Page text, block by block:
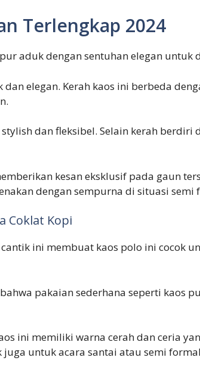
Terlengkap 2024
aduk dengan sentuhan elegan untuk
elegan. Kerah kaos ini berbeda
dan fleksibel. Selain kerah berdiri
kesan eksklusif pada gaun
dengan sempurna di situasi semi
Coklat Kopi
ini membuat kaos polo ini cocok
pakaian sederhana seperti kaos
ini memiliki warna cerah dan ceria
untuk acara santai atau semi